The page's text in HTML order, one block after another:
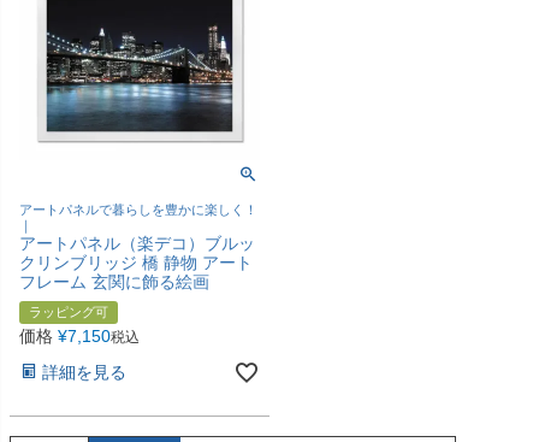
アートパネルで暮らしを豊かに楽しく！
｜
アートパネル（楽デコ）ブルッ
クリンブリッジ 橋 静物 アート
フレーム 玄関に飾る絵画
ラッピング可
価格 ¥7,150税込
詳細を見る